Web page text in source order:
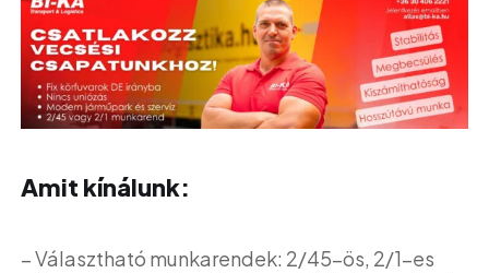
Amit kínálunk:
– Választható munkarendek: 2/45-ös, 2/1-es